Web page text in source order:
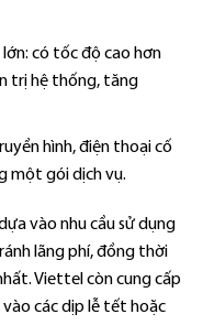
có tốc độ cao hơn
trị hệ thống, tăng
hình, điện thoại cố
một gói dịch vụ.
vào nhu cầu sử dụng
lãng phí, đồng thời
Viettel còn cung cấp
các dịp lễ tết hoặc